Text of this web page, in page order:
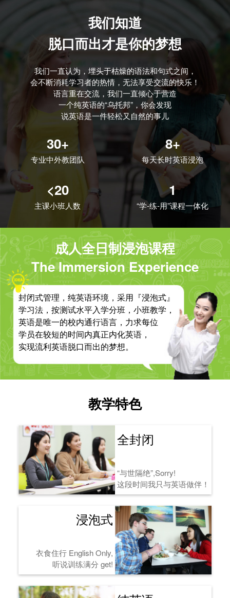
我们知道
脱口而出才是你的梦想
我们一直认为，埋头于枯燥的语法和句式之间，
会不断消耗学习者的热情，无法享受交流的快乐！
语言重在交流，我们一直倾心于营造
一个纯英语的“乌托邦”，你会发现
说英语是一件轻松又自然的事儿
30+
专业中外教团队
8+
每天长时英语浸泡
<20
主课小班人数
1
“学-练-用”课程一体化
成人全日制浸泡课程
The Immersion Experience
封闭式管理，纯英语环境，采用『浸泡式』
学习法，按测试水平入学分班，小班教学，
英语是唯一的校内通行语言，力求每位
学员在较短的时间内真正内化英语，
实现流利英语脱口而出的梦想。
教学特色
全封闭
“与世隔绝”,Sorry!
这段时间我只与英语做伴！
浸泡式
衣食住行 English Only,
听说训练满分 get!